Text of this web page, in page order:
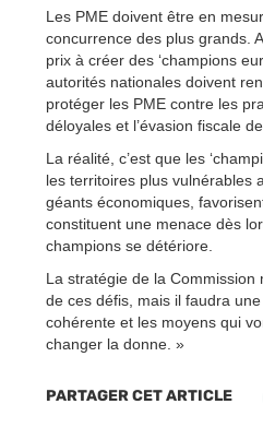
Les PME doivent être en
concurrence des plus grands.
prix à créer des ‘champions
autorités nationales doivent
protéger les PME contre les
déloyales et l’évasion fiscale
La réalité, c’est que les
les territoires plus vulnérables
géants économiques,
constituent une menace dès
champions se détériore.
La stratégie de la Commission
de ces défis, mais il faudra
cohérente et les moyens qui
changer la donne. »
PARTAGER CET ARTICLE